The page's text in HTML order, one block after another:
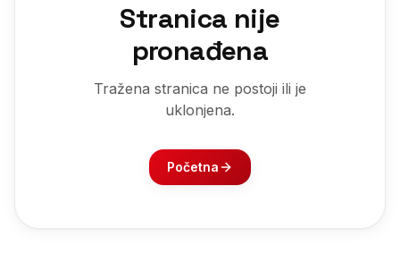
Stranica nije
pronađena
Tražena stranica ne postoji ili je
uklonjena.
Početna